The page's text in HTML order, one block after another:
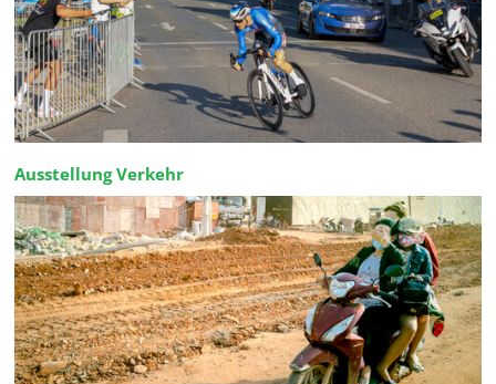
Ausstellung Verkehr